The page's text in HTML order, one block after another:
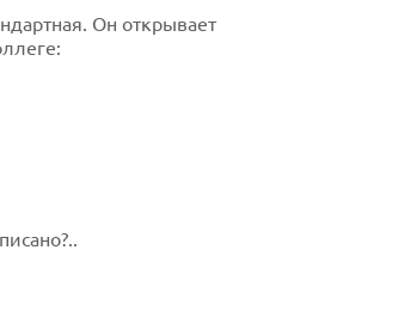
Он открывает